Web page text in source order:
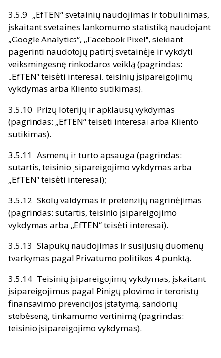
„EfTEN“ svetainių naudojimas ir tobulinimas,
įskaitant svetainės lankomumo statistiką naudojant
„Google Analytics“, „Facebook Pixel“, siekiant
pagerinti naudotojų patirtį svetainėje ir vykdyti
veiksmingesnę rinkodaros veiklą (pagrindas:
„EfTEN“ teisėti interesai, teisinių įsipareigojimų
vykdymas arba Kliento sutikimas).
Prizų loterijų ir apklausų vykdymas
(pagrindas: „EfTEN“ teisėti interesai arba Kliento
sutikimas).
Asmenų ir turto apsauga (pagrindas:
sutartis, teisinio įsipareigojimo vykdymas arba
„EfTEN“ teisėti interesai);
Skolų valdymas ir pretenzijų nagrinėjimas
(pagrindas: sutartis, teisinio įsipareigojimo
vykdymas arba „EfTEN“ teisėti interesai).
Slapukų naudojimas ir susijusių duomenų
tvarkymas pagal Privatumo politikos 4 punktą.
Teisinių įsipareigojimų vykdymas, įskaitant
įsipareigojimus pagal Pinigų plovimo ir teroristų
finansavimo prevencijos įstatymą, sandorių
stebėseną, tinkamumo vertinimą (pagrindas:
teisinio įsipareigojimo vykdymas).